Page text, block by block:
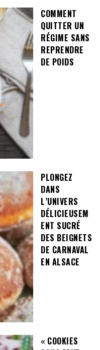
COMMENT
QUITTER UN
RÉGIME SANS
REPRENDRE
DE POIDS
PLONGEZ
DANS
L’UNIVERS
DÉLICIEUSEM
ENT SUCRÉ
DES BEIGNETS
DE CARNAVAL
EN ALSACE
« COOKIES